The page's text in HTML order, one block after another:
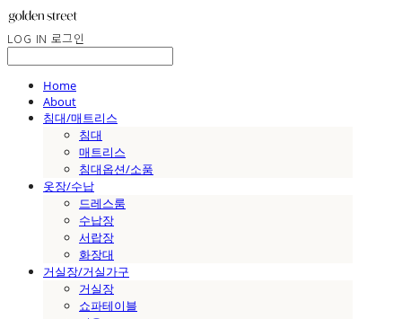
LOG IN 로그인
Home
About
침대/매트리스
침대
매트리스
침대옵션/소품
옷장/수납
드레스룸
수납장
서랍장
화장대
거실장/거실가구
거실장
쇼파테이블